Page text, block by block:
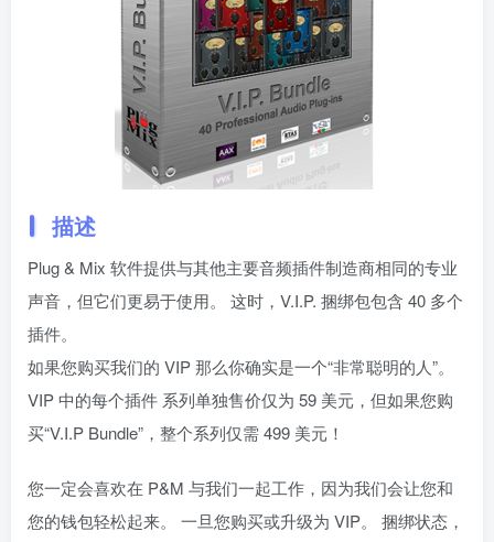
描述
Plug & Mix 软件提供与其他主要音频插件制造商相同的专业
声音，但它们更易于使用。 这时，V.I.P. 捆绑包包含 40 多个
插件。
如果您购买我们的 VIP 那么你确实是一个“非常聪明的人”。
VIP 中的每个插件 系列单独售价仅为 59 美元，但如果您购
买“V.I.P Bundle”，整个系列仅需 499 美元！
您一定会喜欢在 P&M 与我们一起工作，因为我们会让您和
您的钱包轻松起来。 一旦您购买或升级为 VIP。 捆绑状态，